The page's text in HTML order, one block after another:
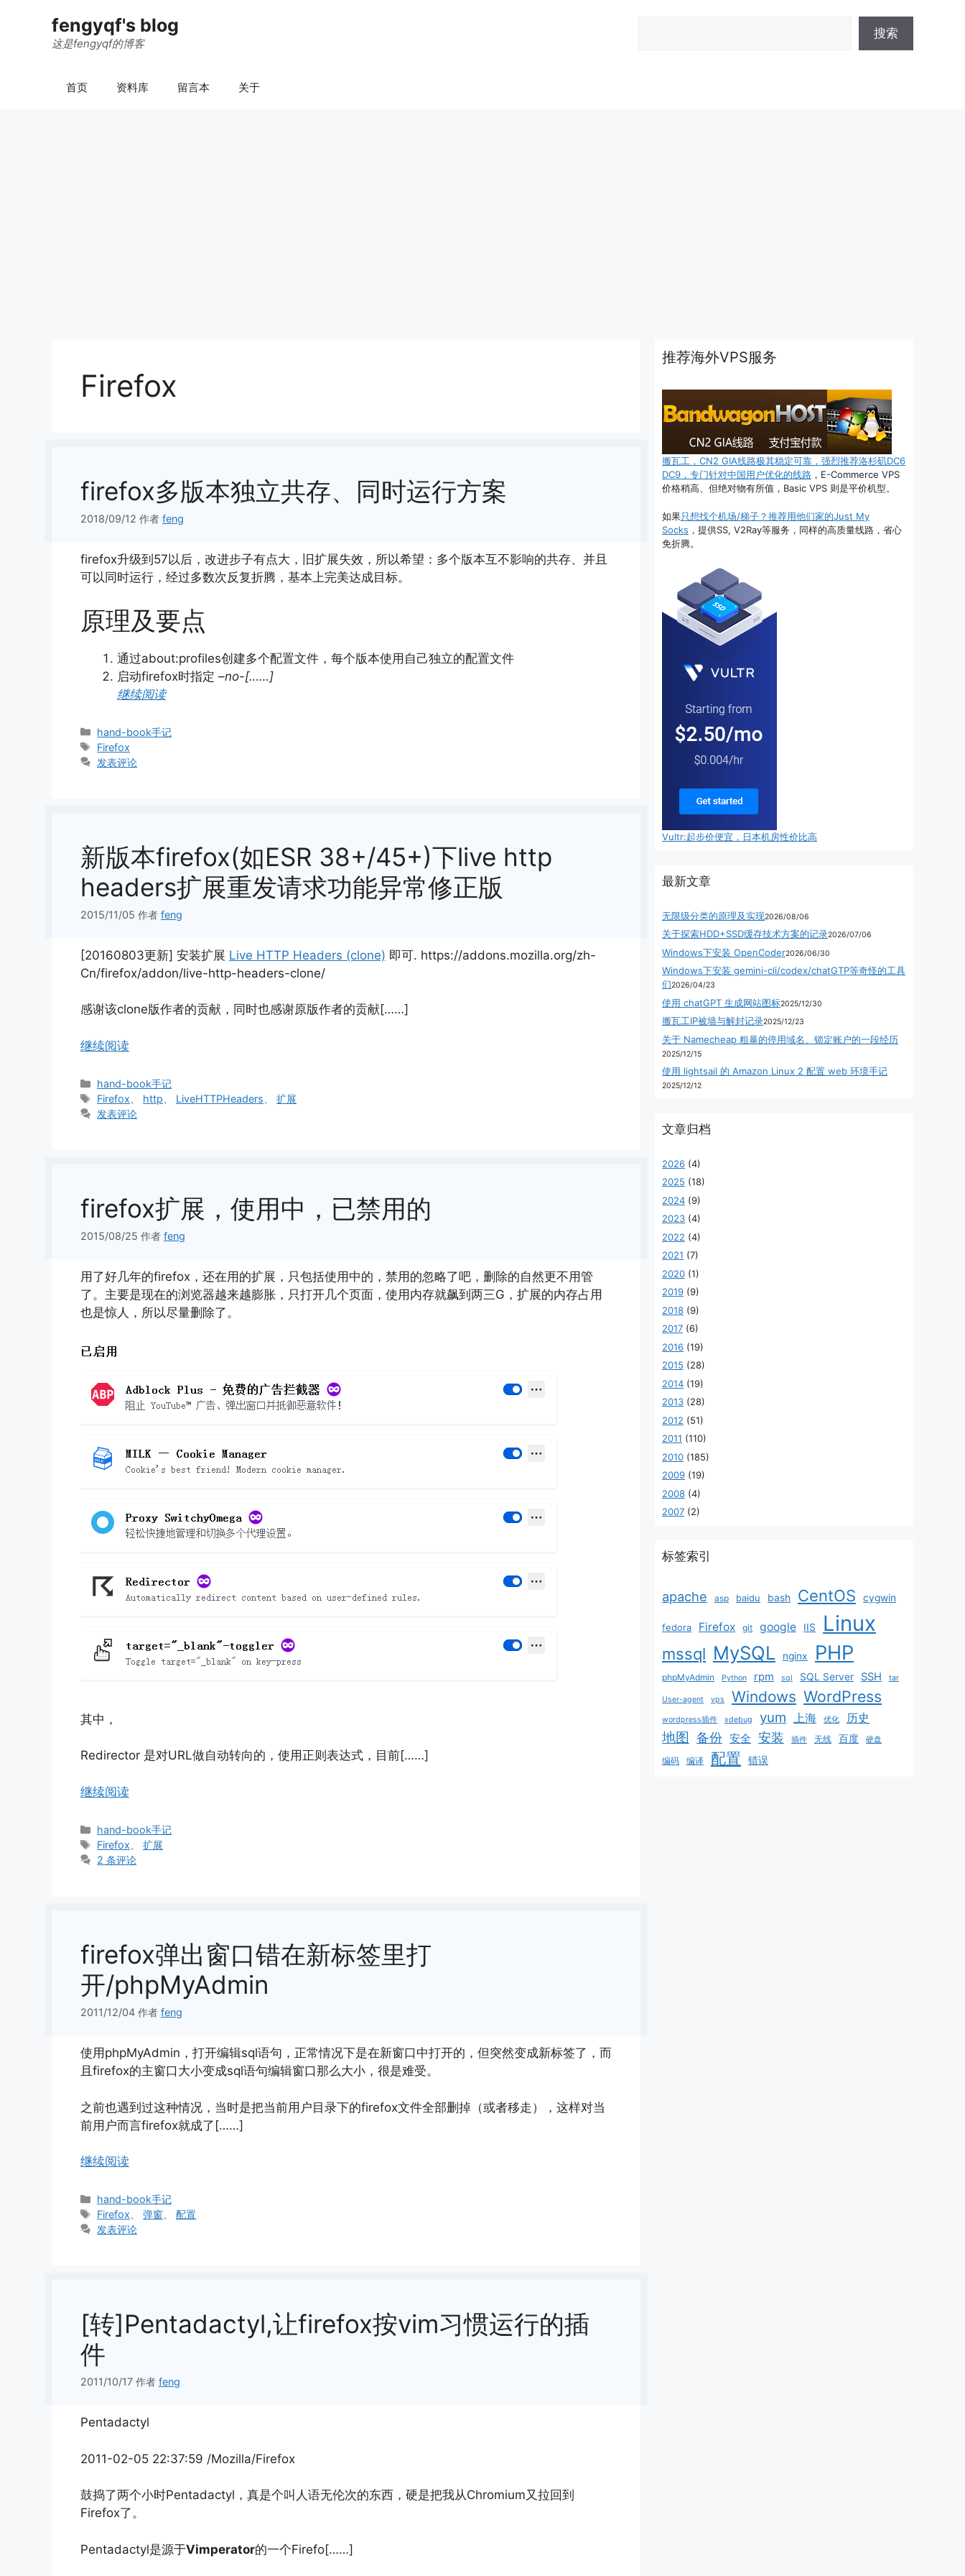
fengyqf's blog
这是fengyqf的博客
搜索
首页 资料库 留言本 关于
Firefox
firefox多版本独立共存、同时运行方案
2018/09/12 作者 feng
firefox升级到57以后，改进步子有点大，旧扩展失效，所以希望：多个版本互不影响的共存、并且
可以同时运行，经过多数次反复折腾，基本上完美达成目标。
原理及要点
通过about:profiles创建多个配置文件，每个版本使用自己独立的配置文件
启动firefox时指定 –no-[……]
继续阅读
分
类
hand-book手记
标
签
Firefox
发表评论
新版本firefox(如ESR 38+/45+)下live http
headers扩展重发请求功能异常修正版
2015/11/05 作者 feng
[20160803更新] 安装扩展 Live HTTP Headers (clone) 即可. https://addons.mozilla.org/zh-
Cn/firefox/addon/live-http-headers-clone/
感谢该clone版作者的贡献，同时也感谢原版作者的贡献[……]
继续阅读
分
类
hand-book手记
标
签
Firefox http LiveHTTPHeaders 、扩展
发表评论
firefox扩展，使用中，已禁用的
2015/08/25 作者 feng
用了好几年的firefox，还在用的扩展，只包括使用中的，禁用的忽略了吧，删除的自然更不用管
了。主要是现在的浏览器越来越膨胀，只打开几个页面，使用内存就飙到两三G，扩展的内存占用
也是惊人，所以尽量删除了。
其中，
Redirector 是对URL做自动转向的，使用正则表达式，目前[……]
继续阅读
分
类
hand-book手记
标
签
Firefox 、扩展
2 条评论
firefox弹出窗口错在新标签里打
开/phpMyAdmin
2011/12/04 作者 feng
使用phpMyAdmin，打开编辑sql语句，正常情况下是在新窗口中打开的，但突然变成新标签了，而
且firefox的主窗口大小变成sql语句编辑窗口那么大小，很是难受。
之前也遇到过这种情况，当时是把当前用户目录下的firefox文件全部删掉（或者移走），这样对当
前用户而言firefox就成了[……]
继续阅读
分
类
hand-book手记
标
签
Firefox 、弹窗 、配置
发表评论
[转]Pentadactyl,让firefox按vim习惯运行的插
件
2011/10/17 作者 feng
Pentadactyl
2011-02-05 22:37:59 /Mozilla/Firefox
鼓捣了两个小时Pentadactyl，真是个叫人语无伦次的东西，硬是把我从Chromium又拉回到
Firefox了。
Pentadactyl是源于Vimperator的一个Firefo[……]
推荐海外VPS服务
搬瓦工，CN2 GIA线路极其稳定可靠，强烈推荐洛杉矶DC6
DC9，专门针对中国用户优化的线路 ，E-Commerce VPS
价格稍高、但绝对物有所值，Basic VPS 则是平价机型。
如果只想找个机场/梯子？推荐用他们家的Just My
Socks ，提供SS, V2Ray等服务，同样的高质量线路，省心
免折腾。
Vultr:起步价便宜，日本机房性价比高
最新文章
无限级分类的原理及实现2026/08/06
关于探索HDD+SSD缓存技术方案的记录2026/07/06
Windows下安装 OpenCoder2026/06/30
Windows下安装 gemini-cli/codex/chatGTP等奇怪的工具
们2026/04/23
使用 chatGPT 生成网站图标2025/12/30
搬瓦工IP被墙与解封记录2025/12/23
关于 Namecheap 粗暴的停用域名、锁定账户的一段经历
2025/12/15
使用 lightsail 的 Amazon Linux 2 配置 web 环境手记
2025/12/12
文章归档
2026 (4)
2025 (18)
2024 (9)
2023 (4)
2022 (4)
2021 (7)
2020 (1)
2019 (9)
2018 (9)
2017 (6)
2016 (19)
2015 (28)
2014 (19)
2013 (28)
2012 (51)
2011 (110)
2010 (185)
2009 (19)
2008 (4)
2007 (2)
标签索引
apache asp baidu bash CentOS cygwin
fedora Firefox git google IIS Linux
mssql MySQL nginx PHP
phpMyAdmin Python rpm sql SQL Server SSH tar
User-agent vps Windows WordPress
wordpress插件 xdebug yum 上海 优化 历史
地图 备份 安全 安装 插件 无线 百度 硬盘
编码 编译 配置 错误